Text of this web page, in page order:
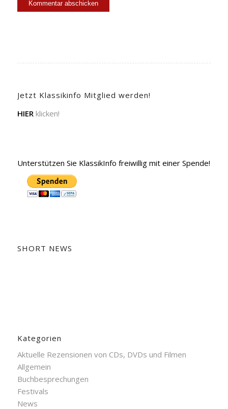
Jetzt Klassikinfo Mitglied werden!
HIERklicken!
Unterstützen Sie KlassikInfo freiwillig mit einer Spende!
SHORT NEWS
Kategorien
Aktuelle Rezensionen von CDs, DVDs und Filmen
Allgemein
Buchbesprechungen
Festivals
News